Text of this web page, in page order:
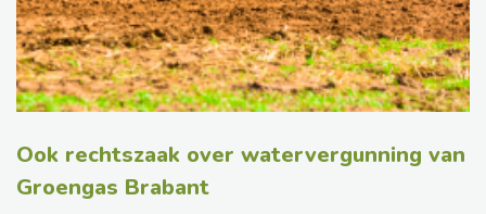
Ook rechtszaak over watervergunning van
Groengas Brabant